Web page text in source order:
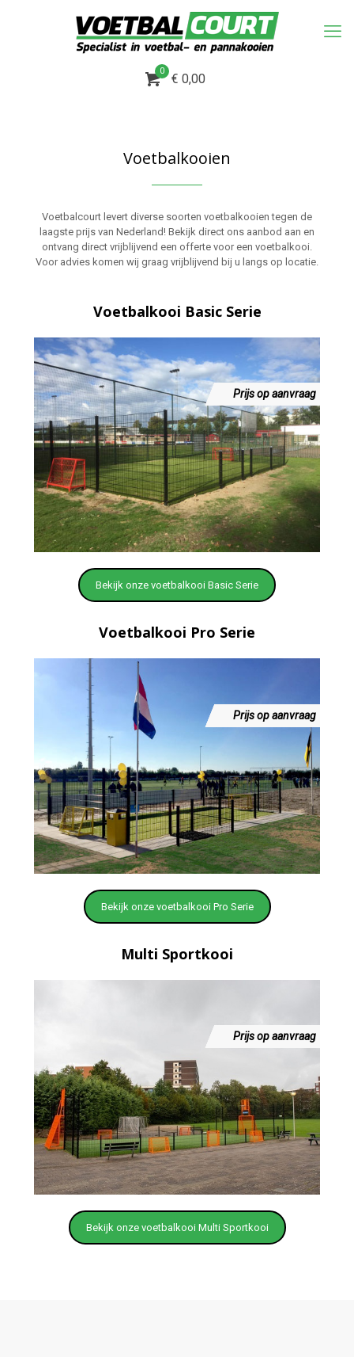
0
€ 0,00
Voetbalkooien
Voetbalcourt levert diverse soorten voetbalkooien tegen de
laagste prijs van Nederland! Bekijk direct ons aanbod aan en
ontvang direct vrijblijvend een offerte voor een voetbalkooi.
Voor advies komen wij graag vrijblijvend bij u langs op locatie.
Voetbalkooi Basic Serie
Prijs op aanvraag
Bekijk onze voetbalkooi Basic Serie
Voetbalkooi Pro Serie
Prijs op aanvraag
Bekijk onze voetbalkooi Pro Serie
Multi Sportkooi
Prijs op aanvraag
Bekijk onze voetbalkooi Multi Sportkooi